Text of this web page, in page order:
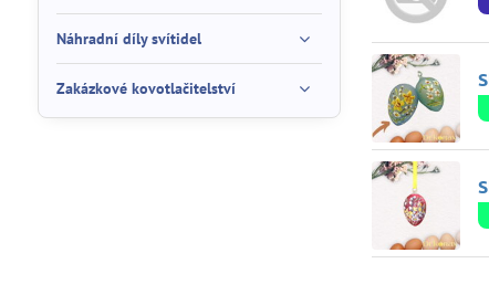
Náhradní díly svítidel
Zakázkové kovotlačitelství